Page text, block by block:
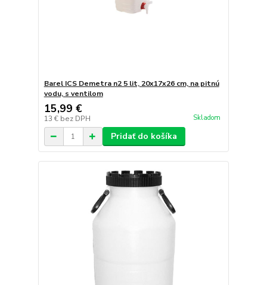
Barel ICS Demetra n2 5 lit, 20x17x26 cm, na pitnú
vodu, s ventilom
15,99 €
13 € bez DPH Skladom
Pridať do košíka